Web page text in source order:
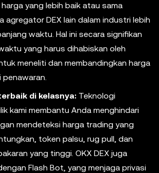
yang lebih baik atau sama
agregator DEX lain dalam industri lebih
waktu. Hal ini secara signifikan
yang harus dihabiskan oleh
meneliti dan membandingkan harga
penawaran.
di kelasnya: Teknologi
kami membantu Anda menghindari
mendeteksi harga trading yang
token palsu, rug pull, dan
yang tinggi. OKX DEX juga
Flash Bot, yang menjaga privasi